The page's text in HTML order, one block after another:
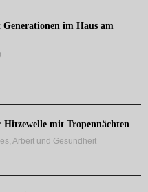
im Haus am
mit Tropennächten
Arbeit und Gesundheit